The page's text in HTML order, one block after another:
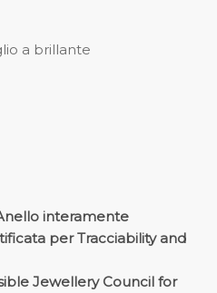
a brillante
interamente
per Tracciability and
Jewellery Council for